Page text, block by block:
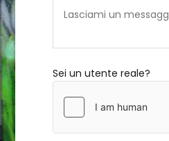
Sei un utente reale?